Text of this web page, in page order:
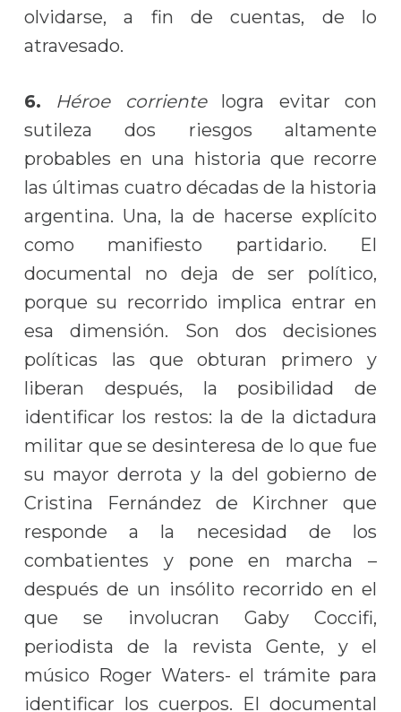
olvidarse, a fin de cuentas, de lo
atravesado.
6. Héroe corrientelogra evitar con
sutileza dos riesgos altamente
probables en una historia que recorre
las últimas cuatro décadas de la historia
argentina. Una, la de hacerse explícito
como manifiesto partidario. El
documental no deja de ser político,
porque su recorrido implica entrar en
esa dimensión. Son dos decisiones
políticas las que obturan primero y
liberan después, la posibilidad de
identificar los restos: la de la dictadura
militar que se desinteresa de lo que fue
su mayor derrota y la del gobierno de
Cristina Fernández de Kirchner que
responde a la necesidad de los
combatientes y pone en marcha –
después de un insólito recorrido en el
que se involucran Gaby Coccifi,
periodista de la revista Gente, y el
músico Roger Waters- el trámite para
identificar los cuerpos. El documental